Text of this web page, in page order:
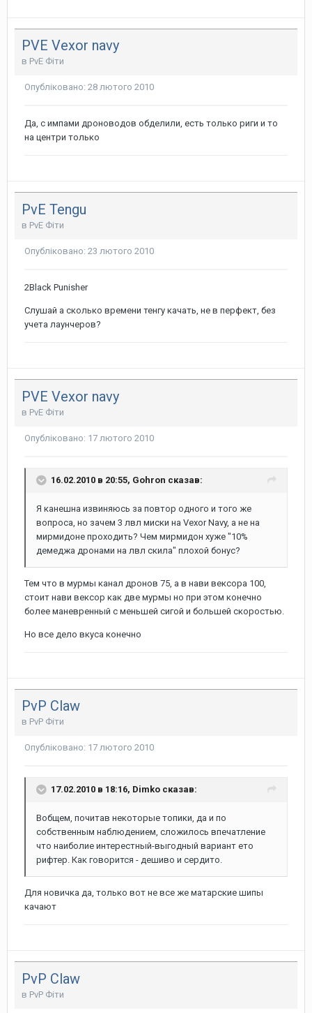
PVE Vexor navy
в PvE Фіти
Опубліковано: 28 лютого 2010
Да, с импами дроноводов обделили, есть только риги и то
на центри только
PvE Tengu
в PvE Фіти
Опубліковано: 23 лютого 2010
2Black Punisher
Слушай а сколько времени тенгу качать, не в перфект, без
учета лаунчеров?
PVE Vexor navy
в PvE Фіти
Опубліковано: 17 лютого 2010
16.02.2010 в 20:55, Gohron сказав:
Я канешна извиняюсь за повтор одного и того же
вопроса, но зачем 3 лвл миски на Vexor Navy, а не на
мирмидоне проходить? Чем мирмидон хуже "10%
демеджа дронами на лвл скила" плохой бонус?
Тем что в мурмы канал дронов 75, а в нави вексора 100,
стоит нави вексор как две мурмы но при этом конечно
более маневренный с меньшей сигой и большей скоростью.
Но все дело вкуса конечно
PvP Claw
в PvP Фіти
Опубліковано: 17 лютого 2010
17.02.2010 в 18:16, Dimko сказав:
Вобщем, почитав некоторые топики, да и по
собственным наблюдением, сложилось впечатление
что наиболие интерестный-выгодный вариант ето
рифтер. Как говорится - дешиво и сердито.
Для новичка да, только вот не все же матарские шипы
качают
PvP Claw
в PvP Фіти